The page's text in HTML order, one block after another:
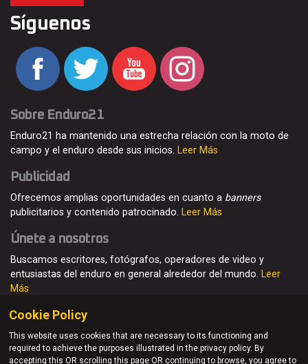
Síguenos
Sobre Enduro21
Enduro21 ha mantenido una estrecha relación con la moto de
campo y el enduro desde sus inicios. Leer Más
Publicidad
Ofrecemos amplias oportunidades en cuanto a banners
publicitarios y contenido patrocinado. Leer Más
Únete a nosotros
Buscamos escritores, fotógrafos, operadores de video y
entusiastas del enduro en general alrededor del mundo. Leer
Más
© Enduro21 / Future7Media Limited. Todos los derechos
Cookie Policy
This website uses cookies that are necessary to its functioning and
required to achieve the purposes illustrated in the privacy policy. By
accepting this OR scrolling this page OR continuing to browse, you agree to